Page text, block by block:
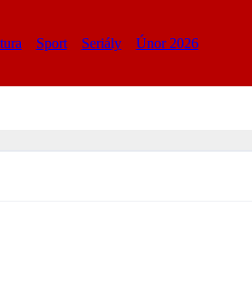
Sport Seriály Únor 2026